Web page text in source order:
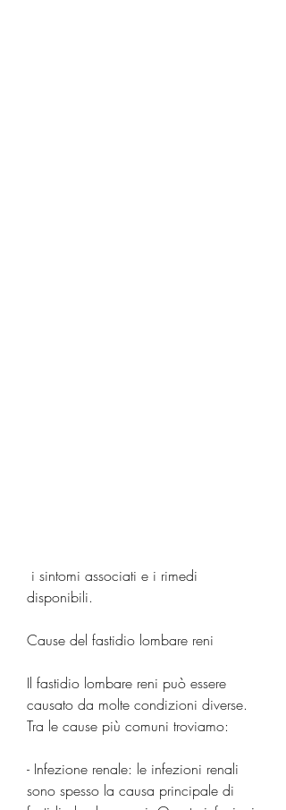
disponibili.
Cause del fastidio lombare reni
Il fastidio lombare reni può essere
causato da molte condizioni diverse.
Tra le cause più comuni troviamo:
- Infezione renale: le infezioni renali
sono spesso la causa principale di